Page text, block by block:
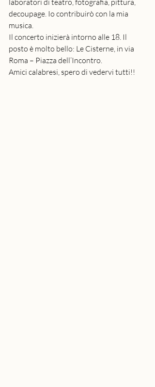
laboratori di teatro, fotografia, pittura,
decoupage. Io contribuirò con la mia
musica.
Il concerto inizierà intorno alle 18. Il
posto è molto bello: Le Cisterne, in via
Roma – Piazza dell’Incontro.
Amici calabresi, spero di vedervi tutti!!